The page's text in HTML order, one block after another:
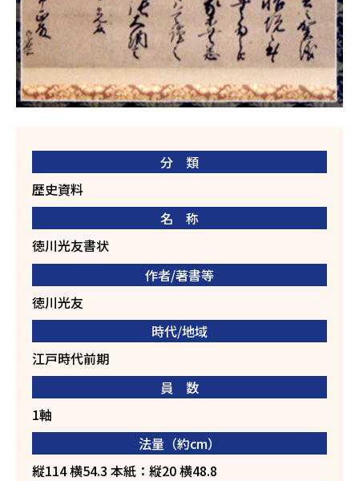
分 類
歴史資料
名 称
徳川光友書状
作者/著書等
徳川光友
時代/地域
江戸時代前期
員 数
1軸
法量（約cm）
縦114 横54.3 本紙：縦20 横48.8